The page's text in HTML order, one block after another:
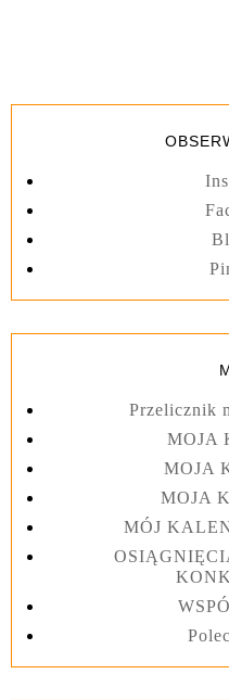
Przelicznik
MOJA
MOJA
MOJA
MÓJ